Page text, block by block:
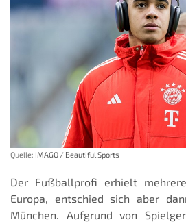
Quelle: IMAGO / Beautiful Sports
Der Fußballprofi erhielt
Europa, entschied sich aber
München. Aufgrund von